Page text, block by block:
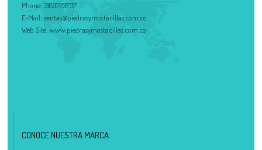
Phone: 3183723737
E-Mail: ventas@piedrasymostacillas.com.co
Web Site: www.piedrasymostacillas.com.co
CONOCE NUESTRA MARCA